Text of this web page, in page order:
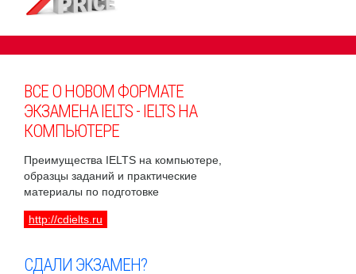
ВСЕ О НОВОМ ФОРМАТЕ
ЭКЗАМЕНА IELTS - IELTS НА
КОМПЬЮТЕРЕ
Преимущества IELTS на компьютере,
образцы заданий и практические
материалы по подготовке
http://cdielts.ru
СДАЛИ ЭКЗАМЕН?